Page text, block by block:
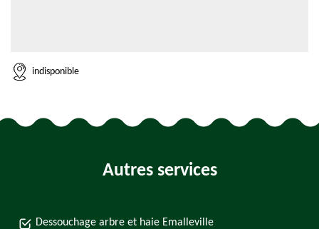
indisponible
Autres services
Dessouchage arbre et haie Emalleville